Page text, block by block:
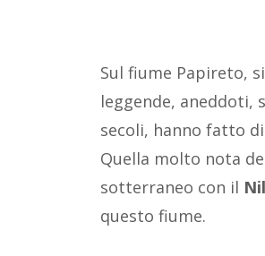
Sul fiume Papireto,
leggende, aneddoti,
secoli, hanno fatto
Quella molto nota
sotterraneo con il
questo fiume.